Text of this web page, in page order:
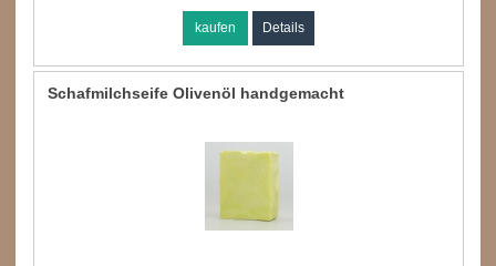
kaufen Details
Schafmilchseife Olivenöl handgemacht